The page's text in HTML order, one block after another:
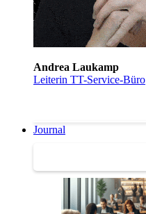
Andrea Laukamp
Leiterin TT-Service-Büro
Journal